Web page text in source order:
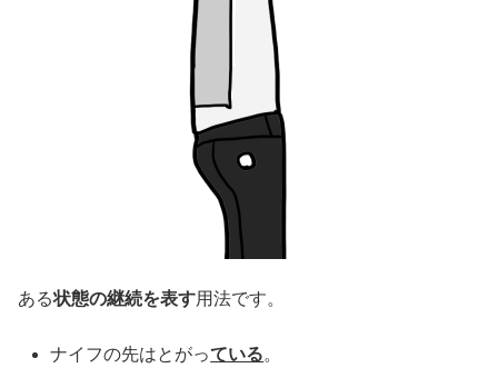
ある状態の継続を表す用法です。
ナイフの先はとがっている。